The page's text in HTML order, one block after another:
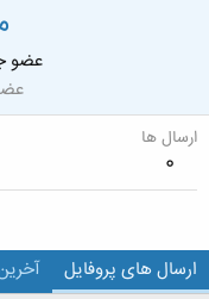
عضو
ارسال ها
0
ارسال های پروفایل